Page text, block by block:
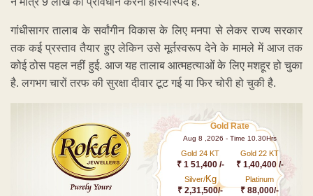
गांधीसागर तालाब के सर्वांगीन विकास के लिए मनपा से लेकर राज्य सरकार
तक कई प्रस्ताव तैयार हुए लेकिन उसे मूर्तस्वरूप देने के मामले में आज तक
कोई ठोस पहल नहीं हुई. आज यह तालाब आत्महत्याओं के लिए मशहूर हो चुका
है. लगभग चारों तरफ की सुरक्षा दीवार टूट गई या फिर चोरी हो चुकी है.
Gold Rate
Aug 8 ,2026 - Time 10.30Hrs
Gold 24 KT
₹ 1 51,400 /-
Gold 22 KT
₹ 1,40,400 /-
Silver/Kg
₹ 2,31,500/-
Platinum
₹ 88,000/-